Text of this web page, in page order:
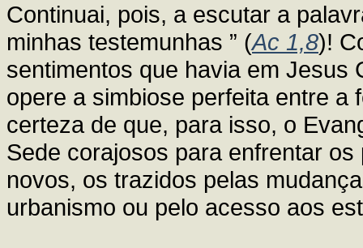
Continuai, pois, a escutar a
minhas testemunhas ” (Ac 1,8)!
sentimentos que havia em Jesus
opere a simbiose perfeita entre a
certeza de que, para isso, o
Sede corajosos para enfrentar
novos, os trazidos pelas
urbanismo ou pelo acesso aos